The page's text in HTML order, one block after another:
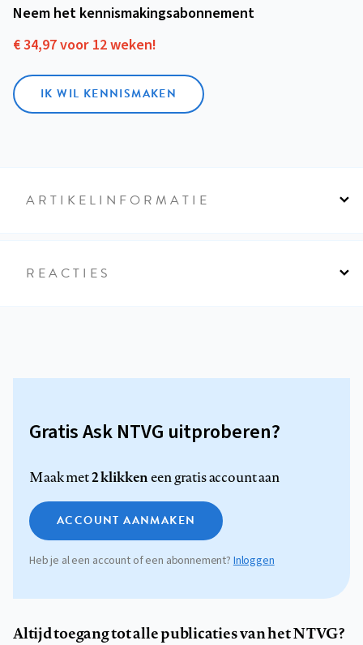
Neem het kennismakings­abonnement
€ 34,97 voor 12 weken!
IK WIL KENNISMAKEN
ARTIKELINFORMATIE
REACTIES
Gratis Ask NTVG uitproberen?
Maak met2 klikkeneen gratis account aan
ACCOUNT AANMAKEN
Heb je al een account of een abonnement?Inloggen
Altijd toegang tot alle publicaties van het NTVG?